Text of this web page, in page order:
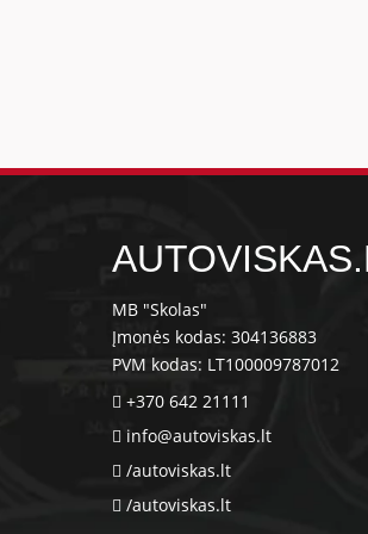
MB "Skolas"
Įmonės kodas: 304136883
PVM kodas: LT100009787012
+370 642 21111
info@autoviskas.lt
/autoviskas.lt
/autoviskas.lt